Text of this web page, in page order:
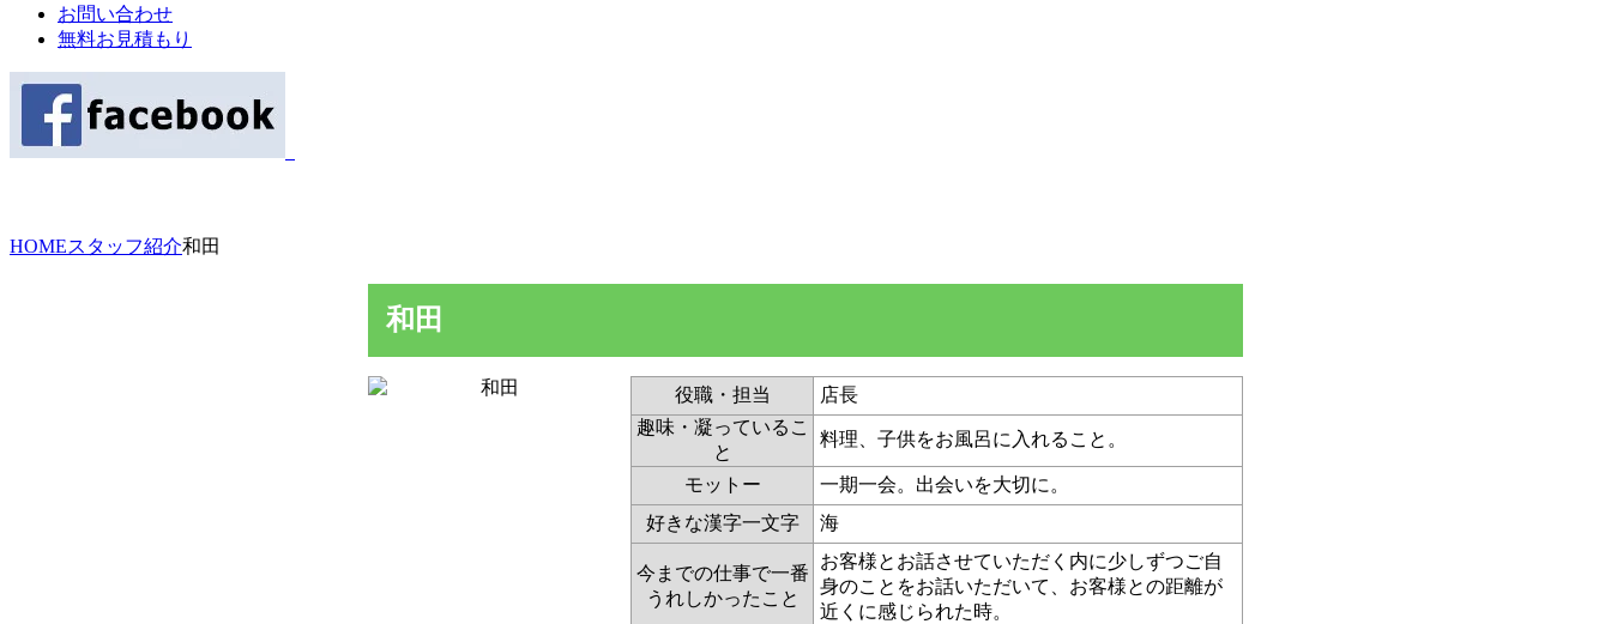
お問い合わせ
無料お見積もり
HOMEスタッフ紹介和田
和田
役職・担当
店長
趣味・凝っているこ
と
料理、子供をお風呂に入れること。
モットー
一期一会。出会いを大切に。
好きな漢字一文字
海
今までの仕事で一番
うれしかったこと
お客様とお話させていただく内に少しずつご自
身のことをお話いただいて、お客様との距離が
近くに感じられた時。